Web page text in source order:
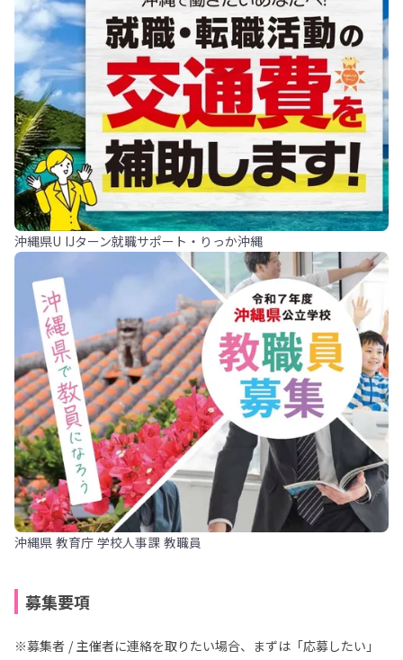
沖縄県U IJターン就職サポート・りっか沖縄
沖縄県 教育庁 学校人事課 教職員
募集要項
※募集者 / 主催者に連絡を取りたい場合、まずは「応募したい」